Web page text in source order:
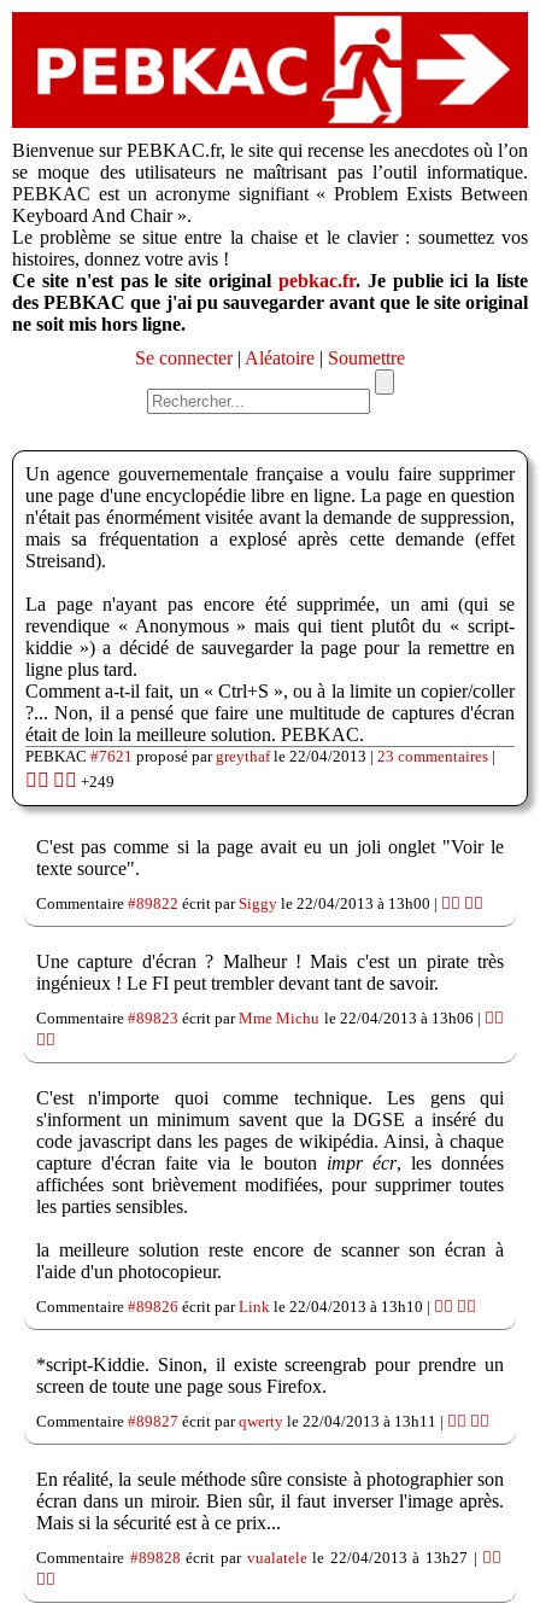
Bienvenue sur PEBKAC.fr, le site qui recense les anecdotes où l’on
se moque des utilisateurs ne maîtrisant pas l’outil informatique.
PEBKAC est un acronyme signifiant « Problem Exists Between
Keyboard And Chair ».
Le problème se situe entre la chaise et le clavier : soumettez vos
histoires, donnez votre avis !
Ce site n'est pas le site original pebkac.fr. Je publie ici la liste
des PEBKAC que j'ai pu sauvegarder avant que le site original
ne soit mis hors ligne.
Se connecter| Aléatoire | Soumettre
Un agence gouvernementale française a voulu faire supprimer
une page d'une encyclopédie libre en ligne. La page en question
n'était pas énormément visitée avant la demande de suppression,
mais sa fréquentation a explosé après cette demande (effet
Streisand).
La page n'ayant pas encore été supprimée, un ami (qui se
revendique « Anonymous » mais qui tient plutôt du « script-
kiddie ») a décidé de sauvegarder la page pour la remettre en
ligne plus tard.
Comment a-t-il fait, un « Ctrl+S », ou à la limite un copier/coller
?... Non, il a pensé que faire une multitude de captures d'écran
était de loin la meilleure solution. PEBKAC.
PEBKAC #7621 proposé pargreythafle 22/04/2013 | 23 commentaires |
👍🏽 👎🏽 +249
C'est pas comme si la page avait eu un joli onglet "Voir le
texte source".
Commentaire #89822 écrit parSiggy le 22/04/2013 à 13h00 | 👍🏽 👎🏽
Une capture d'écran ? Malheur ! Mais c'est un pirate très
ingénieux ! Le FI peut trembler devant tant de savoir.
Commentaire#89823 écrit parMme Michu le 22/04/2013 à 13h06 | 👍🏽
👎🏽
C'est n'importe quoi comme technique. Les gens qui
s'informent un minimum savent que la DGSE a inséré du
code javascript dans les pages de wikipédia. Ainsi, à chaque
capture d'écran faite via le bouton impr écr, les données
affichées sont brièvement modifiées, pour supprimer toutes
les parties sensibles.
la meilleure solution reste encore de scanner son écran à
l'aide d'un photocopieur.
Commentaire #89826 écrit parLink le 22/04/2013 à 13h10 | 👍🏽 👎🏽
*script-Kiddie. Sinon, il existe screengrab pour prendre un
screen de toute une page sous Firefox.
Commentaire #89827 écrit parqwerty le 22/04/2013 à 13h11 | 👍🏽 👎🏽
En réalité, la seule méthode sûre consiste à photographier son
écran dans un miroir. Bien sûr, il faut inverser l'image après.
Mais si la sécurité est à ce prix...
Commentaire #89828 écrit par vualatelele 22/04/2013 à 13h27 | 👍🏽
👎🏽